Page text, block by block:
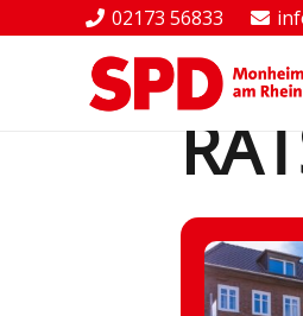
02173 56833